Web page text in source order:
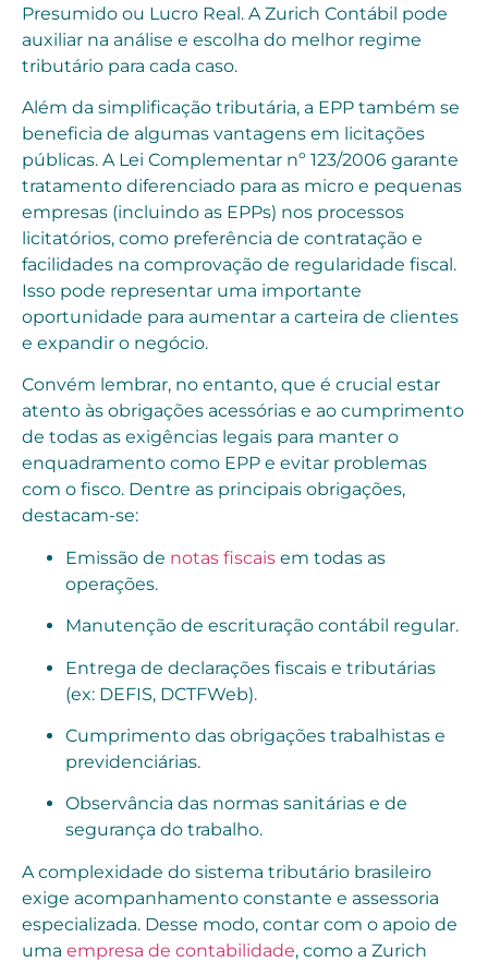
Presumido ou Lucro Real. A Zurich Contábil pode
auxiliar na análise e escolha do melhor regime
tributário para cada caso.
Além da simplificação tributária, a EPP também se
beneficia de algumas vantagens em licitações
públicas. A Lei Complementar nº 123/2006 garante
tratamento diferenciado para as micro e pequenas
empresas (incluindo as EPPs) nos processos
licitatórios, como preferência de contratação e
facilidades na comprovação de regularidade fiscal.
Isso pode representar uma importante
oportunidade para aumentar a carteira de clientes
e expandir o negócio.
Convém lembrar, no entanto, que é crucial estar
atento às obrigações acessórias e ao cumprimento
de todas as exigências legais para manter o
enquadramento como EPP e evitar problemas
com o fisco. Dentre as principais obrigações,
destacam-se:
Emissão de notas fiscais em todas as
operações.
Manutenção de escrituração contábil regular.
Entrega de declarações fiscais e tributárias
(ex: DEFIS, DCTFWeb).
Cumprimento das obrigações trabalhistas e
previdenciárias.
Observância das normas sanitárias e de
segurança do trabalho.
A complexidade do sistema tributário brasileiro
exige acompanhamento constante e assessoria
especializada. Desse modo, contar com o apoio de
uma empresa de contabilidade, como a Zurich